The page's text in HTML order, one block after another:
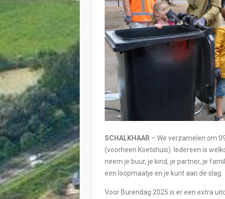
SCHALKHAAR – We verzamelen om
(voorheen Koetshuis). Iedereen is
neem je buur, je kind, je partner, je
een loopmaatje en je kunt aan de slag.
Voor Burendag 2025 is er een extra